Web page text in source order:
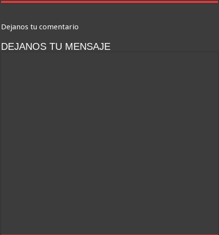
Dejanos tu comentario
DEJANOS TU MENSAJE